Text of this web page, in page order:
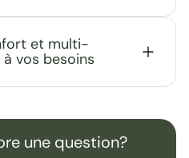
et multi-
vos besoins
une question?